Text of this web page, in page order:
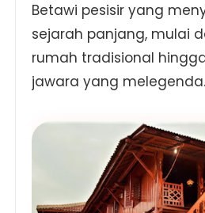
Betawi pesisir yang
sejarah panjang, mulai
rumah tradisional
jawara yang melegenda.